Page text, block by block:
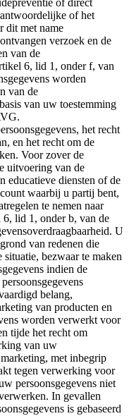
of direct
of het
dit met name
verzoek en de
van de
6, lid 1, onder f, van
worden
van de
van uw toestemming
het recht
en het recht om de
Voor zover de
uitvoering van de
educatieve diensten of de
waarbij u partij bent,
te nemen naar
lid 1, onder b, van de
U
van redenen die
bezwaar te maken
indien de
belang,
van producten en
worden verwerkt voor
tijde het recht om
van uw
met inbegrip
tegen verwerking voor
persoonsgegevens niet
In gevallen
is gebaseerd